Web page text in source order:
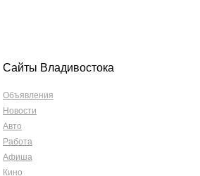
Сайты Владивостока
Объявления
Новости
Авто
Работа
Афиша
Кино